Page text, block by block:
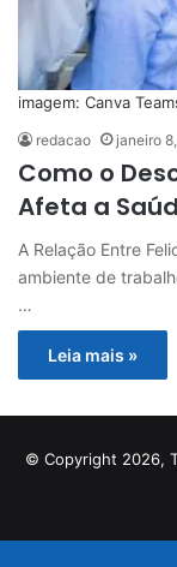
imagem: Canva
redacao janeiro
Como o
Afeta a
A Relação Entre
ambiente de
…
Leia mais »
© Copyright 2026,